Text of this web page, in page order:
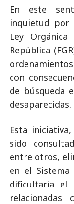
En este
inquietud por
Ley
República
con
de búsqueda
desaparecidas.
Esta
sido
entre otros,
en el Sistema
dificultaría el
relacionadas